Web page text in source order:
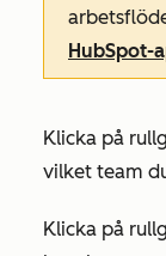
HubSpot-
Klicka på
vilket team
Klicka på